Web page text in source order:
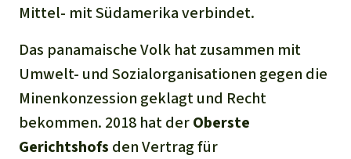
Mittel- mit Südamerika verbindet.
Das panamaische Volk hat zusammen mit
Umwelt- und Sozialorganisationen gegen die
Minenkonzession geklagt und Recht
bekommen. 2018 hat derOberste
Gerichtshofs den Vertrag für